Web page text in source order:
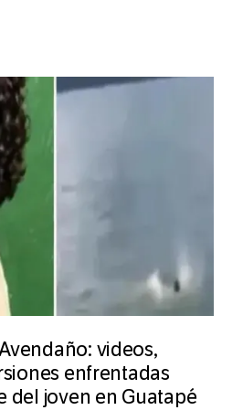
videos,
enfrentadas
del joven en Guatapé